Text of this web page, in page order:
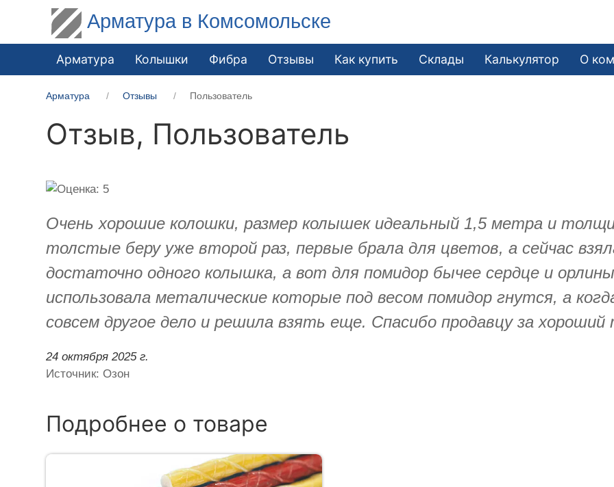
Арматура в Комсомольске
Арматура Колышки Фибра Отзывы Как купить Склады Калькулятор О
Арматура Отзывы Пользователь
Отзыв, Пользователь
Очень хорошие колошки, размер колышек идеальный 1,5 метра и
толстые беру уже второй раз, первые брала для цветов, а сейчас
достаточно одного колышка, а вот для помидор бычее сердце и
использовала металические которые под весом помидор гнутся, а
совсем другое дело и решила взять еще. Спасибо продавцу за хороший
24 октября 2025 г.
Источник: Озон
Подробнее о товаре